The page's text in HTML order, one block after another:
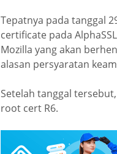
Tepatnya pada tanggal
certificate pada
Mozilla yang akan
alasan persyaratan
Setelah tanggal
root cert R6.